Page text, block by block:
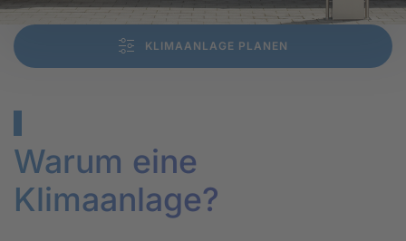
KLIMAANLAGE PLANEN
Warum eine
Klimaanlage?